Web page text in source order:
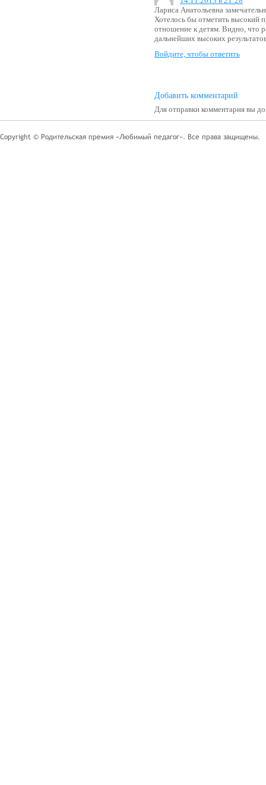
Лариса Анатольевна
Хотелось бы отметить высокий
отношение к детям. Видно, что
дальнейших высоких
Войдите, чтобы ответить
Добавить комментарий
Для отправки комментария вы
Copyright © Родительская премия «Любимый педагог». Все права защищены.